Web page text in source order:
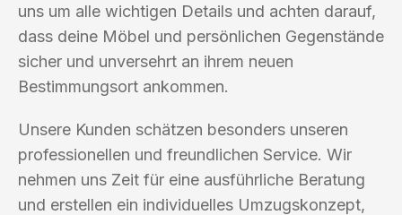
uns um alle wichtigen Details und achten darauf,
dass deine Möbel und persönlichen Gegenstände
sicher und unversehrt an ihrem neuen
Bestimmungsort ankommen.
Unsere Kunden schätzen besonders unseren
professionellen und freundlichen Service. Wir
nehmen uns Zeit für eine ausführliche Beratung
und erstellen ein individuelles Umzugskonzept,